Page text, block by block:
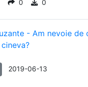
0 0
2019-06-13